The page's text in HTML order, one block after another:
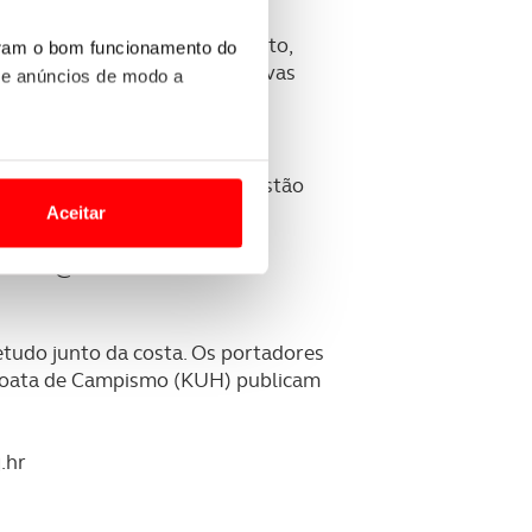
o bom funcionamento do
anúncios de modo a
lhe proporcionar
de análise, com parceiros
com o seu
Aceitar
ou “Rooms”. É
este tipo de alojamento,
de 30 a 50% para reservas
Apenas as duas primeiras estão
junto da costa. Os portadores
de Campismo (KUH) publicam